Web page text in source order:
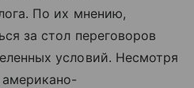
По их мнению,
за стол переговоров
условий. Несмотря